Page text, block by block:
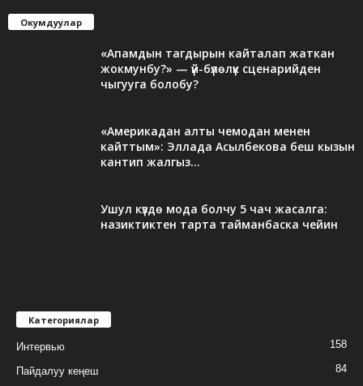
Окумдуулар
«Апамдын тагдырын кайталап жаткан
жокмунбу?» — үй-бүлөлүк сценарийден
чыгууга болобу?
«Америкадан алты чемодан менен
кайттым»: Эллада Асылбекова беш кызын
кантип жалгыз...
Ушул күздө мода болчу 5 чач жасалга:
назиктиктен тарта тайманбаска чейин
Категориялар
Интервью 158
Пайдалуу кеңеш 84